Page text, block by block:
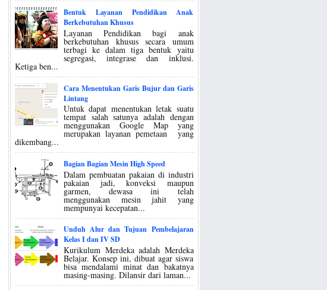
Bentuk Layanan Pendidikan Anak
Berkebutuhan Khusus
Layanan Pendidikan bagi anak
berkebutuhan khusus secara umum
terbagi ke dalam tiga bentuk yaitu
segregasi, integrase dan inklusi.
Ketiga ben...
Cara Menentukan Garis Bujur dan Garis
Lintang
Untuk dapat menentukan letak suatu
tempat salah satunya adalah dengan
menggunakan Google Map yang
merupakan layanan pemetaan yang
dikembang...
Bagian Bagian Mesin High Speed
Dalam pembuatan pakaian di industri
pakaian jadi, konveksi maupun
garmen, dewasa ini telah
menggunakan mesin jahit yang
mempunyai kecepatan...
Unduh Alur dan Tujuan Pembelajaran
Kelas I dan IV SD
Kurikulum Merdeka adalah Merdeka
Belajar. Konsep ini, dibuat agar siswa
bisa mendalami minat dan bakatnya
masing-masing. Dilansir dari laman...